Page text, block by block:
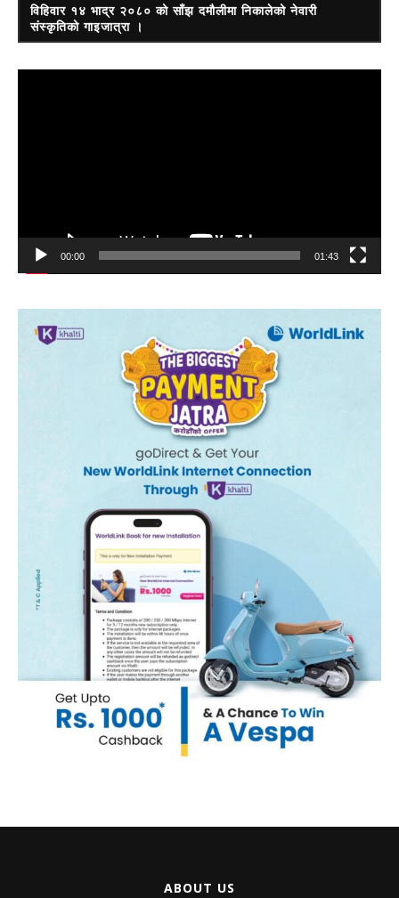
विहिवार १४ भाद्र २०८० को साँझ दमौलीमा निकालेको नेवारी
संस्कृतिको गाइजात्रा ।
00:00 01:43
ABOUT US